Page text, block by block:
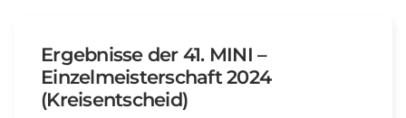
Ergebnisse der 41. MINI –
Einzelmeisterschaft 2024
(Kreisentscheid)